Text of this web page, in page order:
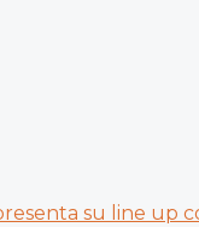
su line up